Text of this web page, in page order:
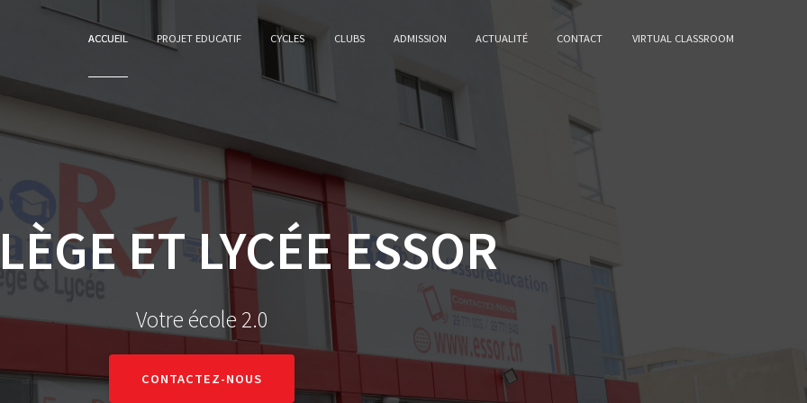
ACCUEIL PROJET EDUCATIF CYCLES CLUBS ADMISSION ACTUALITÉ CONTACT VIRTUAL CLASSROOM
ET LYCÉE ESSOR
Votre école 2.0
CONTACTEZ-NOUS